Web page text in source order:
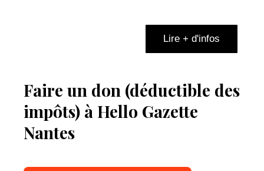
Lire + d'infos
Faire un don (déductible des
impôts) à Hello Gazette
Nantes